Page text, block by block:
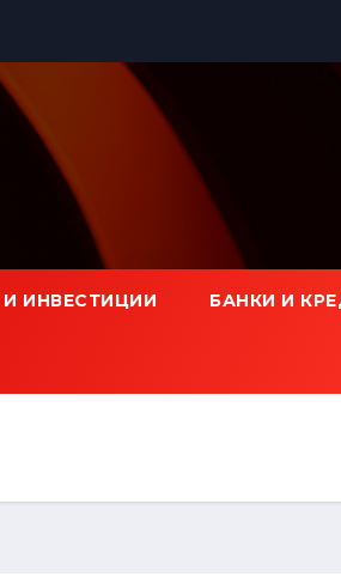
И ИНВЕСТИЦИИ БАНКИ И